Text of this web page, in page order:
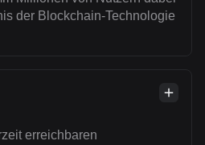
der Blockchain-Technologie
erreichbaren